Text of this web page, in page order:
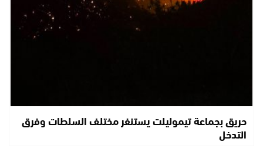
حريق بجماعة تيموليلت يستنفر مختلف السلطات وفرق
التدخل